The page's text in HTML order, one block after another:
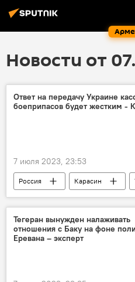
Новости от
Ответ на передачу Украине
боеприпасов будет жестким -
7 июля 2023, 23:53
Россия Карасин
Тегеран вынужден налаживать
отношения с Баку на фоне
Еревана – эксперт